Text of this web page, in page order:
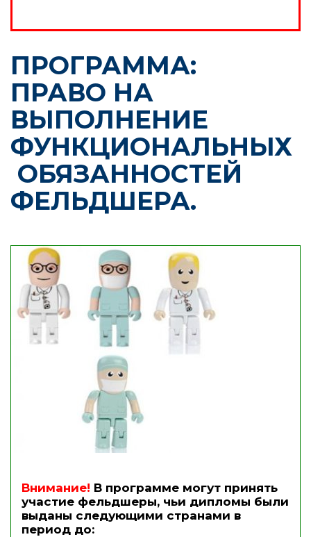
ПРОГРАММА:
ПРАВО НА
ВЫПОЛНЕНИЕ
ФУНКЦИОНАЛЬНЫХ
ОБЯЗАННОСТЕЙ
ФЕЛЬДШЕРА.
Внимание! В программе могут принять
участие фельдшеры, чьи дипломы были
выданы следующими странами в
период до: